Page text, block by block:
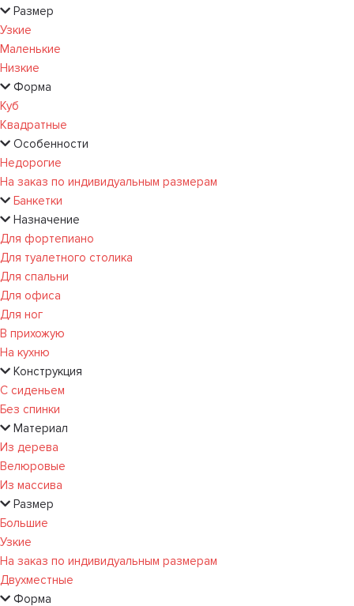
Размер
Узкие
Маленькие
Низкие
Форма
Куб
Квадратные
Особенности
Недорогие
На заказ по индивидуальным размерам
Банкетки
Назначение
Для фортепиано
Для туалетного столика
Для спальни
Для офиса
Для ног
В прихожую
На кухню
Конструкция
С сиденьем
Без спинки
Материал
Из дерева
Велюровые
Из массива
Размер
Большие
Узкие
На заказ по индивидуальным размерам
Двухместные
Форма